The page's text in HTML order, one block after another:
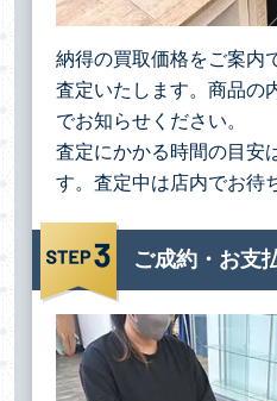
納得の買取価格をご案内
査定いたします。商品の
でお知らせください。
査定にかかる時間の目安
す。査定中は店内でお待
ご成約・お支